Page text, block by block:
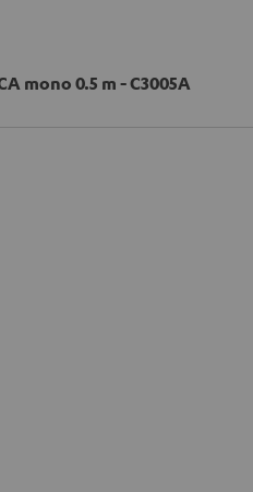
mono 0.5 m - C3005A